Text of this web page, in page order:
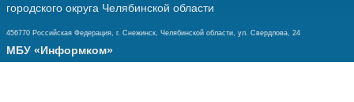
городского округа Челябинской области
456770 Российская Федерация, г. Снежинск, Челябинской области, ул. Свердлова, 24
МБУ «Информком»